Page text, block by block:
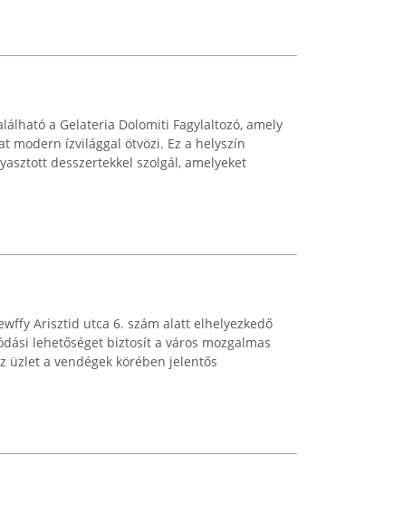
a Gelateria Dolomiti Fagylaltozó, amely
modern ízvilággal ötvözi. Ez a helyszín
desszertekkel szolgál, amelyeket
Arisztid utca 6. szám alatt elhelyezkedő
lehetőséget biztosít a város mozgalmas
üzlet a vendégek körében jelentős